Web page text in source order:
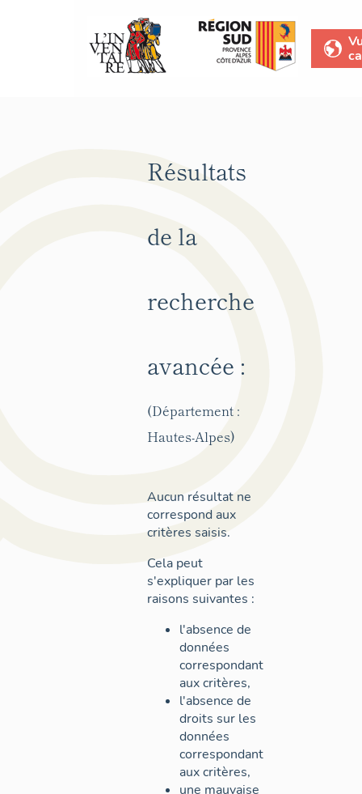
Résultats
de la
recherche
avancée :
(Département :
Hautes-Alpes)
Aucun résultat ne
correspond aux
critères saisis.
Cela peut
s'expliquer par les
raisons suivantes :
l'absence de
données
correspondant
aux critères,
l'absence de
droits sur les
données
correspondant
aux critères,
une mauvaise